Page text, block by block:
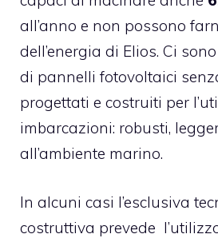
all’anno e non possono
dell’energia di Elios. Ci
di pannelli fotovoltaici
progettati e costruiti per
imbarcazioni: robusti,
all’ambiente marino.
In alcuni casi l’esclusiva
costruttiva prevede